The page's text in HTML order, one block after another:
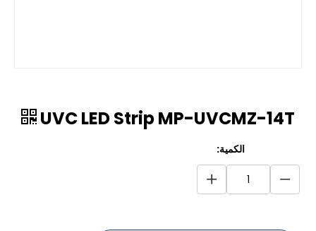
UVC LED Strip MP-UVCMZ-14T
الكمية: